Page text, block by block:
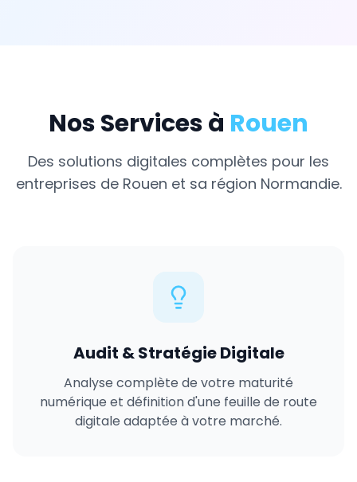
Nos Services à Rouen
Des solutions digitales complètes pour les
entreprises de Rouen et sa région Normandie.
Audit & Stratégie Digitale
Analyse complète de votre maturité
numérique et définition d'une feuille de route
digitale adaptée à votre marché.